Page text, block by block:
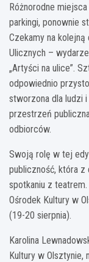
Różnorodne
parkingi, ponownie
Czekamy na
Ulicznych –
„Artyści na ulice”.
odpowiednio
stworzona dla ludzi
przestrzeń
odbiorców.
Swoją rolę w tej
publiczność, która z
spotkaniu z
Ośrodek Kultury w
(19-20 sierpnia).
Karolina
Kultury w Olsztynie,